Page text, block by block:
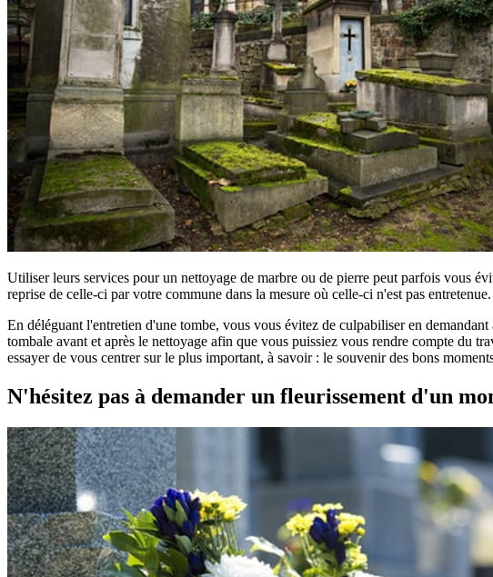
Utiliser leurs services pour un nettoyage de marbre ou de pierre peut parfois vous
reprise de celle-ci par votre commune dans la mesure où celle-ci n'est pas entretenue.
En déléguant l'entretien d'une tombe, vous vous évitez de culpabiliser en
tombale avant et après le nettoyage afin que vous puissiez vous rendre compte du
essayer de vous centrer sur le plus important, à savoir : le souvenir des bons
N'hésitez pas à demander un fleurissement d'un